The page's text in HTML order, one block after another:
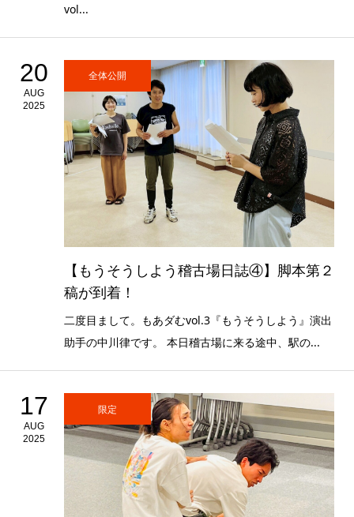
vol...
20
AUG
2025
全体公開
【もうそうしよう稽古場日誌④】脚本第２
稿が到着！
二度目まして。もあダむvol.3『もうそうしよう』演出
助手の中川律です。 本日稽古場に来る途中、駅の...
17
AUG
2025
限定